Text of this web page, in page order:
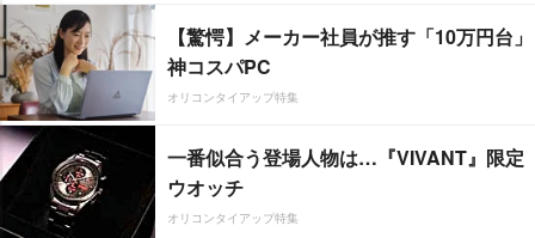
【驚愕】メーカー社員が推す「10万円台」
神コスパPC
オリコンタイアップ特集
一番似合う登場人物は…『VIVANT』限定
ウオッチ
オリコンタイアップ特集